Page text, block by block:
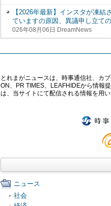
【2026年最新】インスタが凍
ていますの原因、異議申し立て
026年08月06日 DreamNews
とれまがニュースは、時事通信社、カ
ON、PR TIMES、LEAFHIDEから情報
は、当サイトにて配信される情報を用
ニュース
社会